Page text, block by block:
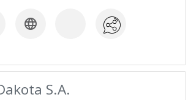

S.A.